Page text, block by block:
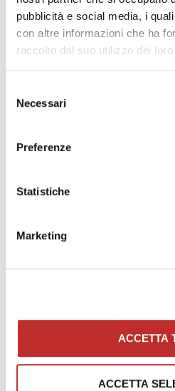
pubblicità e social media, i
con altre informazioni che ha
raccolto dal suo utilizzo dei
delNecessari
Preferenze
Statistiche
Marketing
ACCETTA
ACCETTA